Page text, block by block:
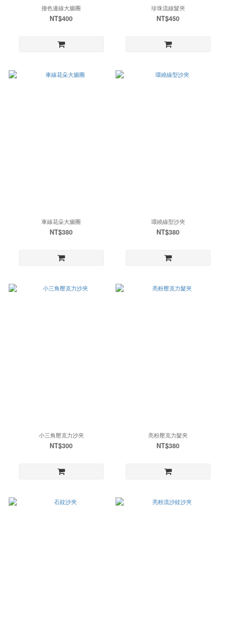
撞色邊線大腸圈
NT$400
珍珠流線髮夾
NT$450
車線花朵大腸圈
NT$380
環繞線型沙夾
NT$380
小三角壓克力沙夾
NT$300
亮粉壓克力髮夾
NT$380